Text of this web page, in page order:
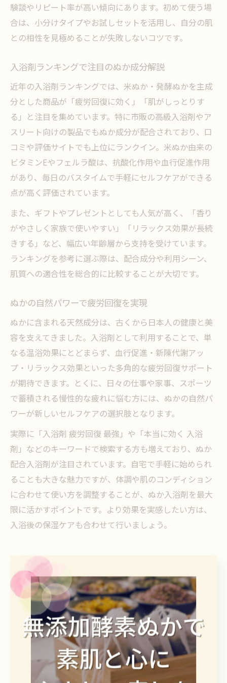
験談やリピート率が高い傾向にあります。初めて使う場
合は、小分けタイプやお試しセットを活用し、自分の肌
との相性を見極めることが失敗しないコツです。
入浴剤ランキングで注目のぬか成分解説
近年の入浴剤ランキングでは、米ぬか・発酵ぬかを主成
分とした商品が「疲労回復に効く」「肌がしっとりす
る」と注目を集めています。特に市販の高級入浴剤やア
スリート向けの製品でもぬか成分が配合されており、口
コミや評価サイトでも上位にランクイン。米ぬか由来の
ビタミンEやフェルラ酸は、抗酸化作用や血行促進作用
があり、毎日のバスタイムで手軽にセルフケアができる
点が高く評価されています。
また、ギフトやプレゼントとしても人気が高く、「香り
がやさしく家族で使いやすい」「リラックス効果が長続
きする」など、幅広い年齢層から支持を受けています。
ランキングを参考に選ぶ際は、配合成分や利用シーン、
肌質への適合性を総合的に比較することが大切です。
ぬかの自然パワーで疲労回復を実現
ぬかに含まれる天然成分は、古くから日本人の健康と美
容を支えてきました。入浴剤として利用することで、単
なる温浴効果にとどまらず、血行促進・新陳代謝アッ
プ・リラックス効果といった多角的な疲労回復サポート
が期待できます。とくに、日々の仕事や家事、スポーツ
で蓄積される慢性的な疲れに悩む方には、ぬかの自然パ
ワーが新しいセルフケアの選択肢となります。
実際に「入浴剤 疲労回復 最強」や「本当に効く 入浴
剤」などのキーワードで検索する方も増えており、ぬか
配合入浴剤が注目されています。自宅で手軽に始められ
ることも大きな魅力ですが、体調や肌のコンディション
に合わせて使い方を調整することが、ぬか入浴剤を最大
限に活かすポイントです。より効果を実感したい方は、
入浴後の保湿ケアも合わせて行いましょう。
話題のぬか由来成分でバスタイム革命
を実感
ぬか由来成分がなぜ疲労回復に効くのか
ぬかは、米ぬかをはじめとする穀類の外皮部分を利用し
た天然成分で、古くから日本の美容・健康習慣に用いら